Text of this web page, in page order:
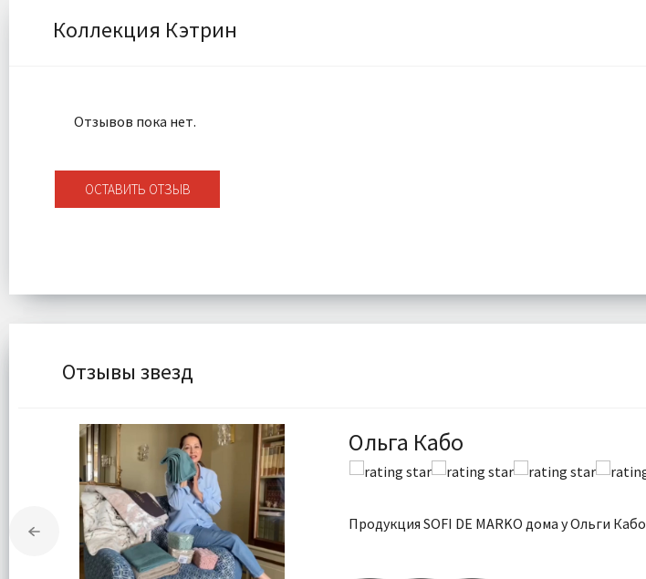
Коллекция Кэтрин
Отзывов пока нет.
ОСТАВИТЬ ОТЗЫВ
Отзывы звезд
Ольга Кабо
Продукция SOFI DE MARKO дома у Ольги Кабо